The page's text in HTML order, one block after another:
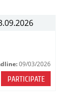
09/03/2026
PARTICIPATE